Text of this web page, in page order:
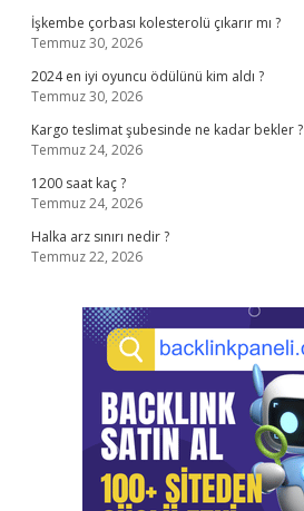
İşkembe çorbası kolesterolü çıkarır mı ?
Temmuz 30, 2026
2024 en iyi oyuncu ödülünü kim aldı ?
Temmuz 30, 2026
Kargo teslimat şubesinde ne kadar bekler ?
Temmuz 24, 2026
1200 saat kaç ?
Temmuz 24, 2026
Halka arz sınırı nedir ?
Temmuz 22, 2026